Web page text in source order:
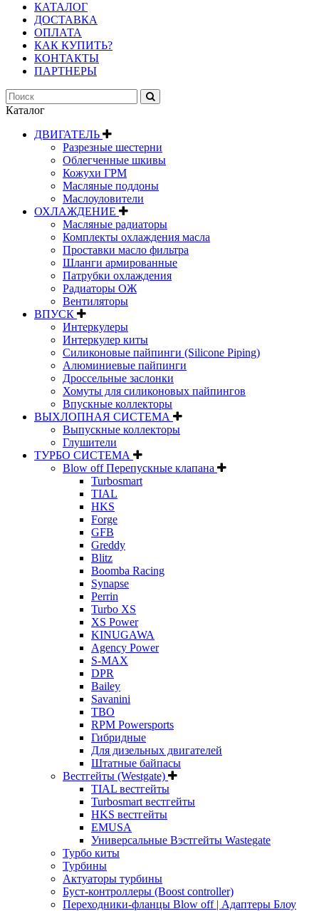
КАТАЛОГ
ДОСТАВКА
ОПЛАТА
КАК КУПИТЬ?
КОНТАКТЫ
ПАРТНЕРЫ
Каталог
ДВИГАТЕЛЬ
Разрезные шестерни
Облегченные шкивы
Кожухи ГРМ
Масляные поддоны
Маслоуловители
ОХЛАЖДЕНИЕ
Масляные радиаторы
Комплекты охлаждения масла
Проставки масло фильтра
Шланги армированные
Патрубки охлаждения
Радиаторы ОЖ
Вентиляторы
ВПУСК
Интеркулеры
Интеркулер киты
Силиконовые пайпинги (Silicone Piping)
Алюминиевые пайпинги
Дроссельные заслонки
Хомуты для силиконовых пайпингов
Впускные коллекторы
ВЫХЛОПНАЯ СИСТЕМА
Выпускные коллекторы
Глушители
ТУРБО СИСТЕМА
Blow off Перепускные клапана
Turbosmart
TIAL
HKS
Forge
GFB
Greddy
Blitz
Boomba Racing
Synapse
Perrin
Turbo XS
XS Power
KINUGAWA
Agency Power
S-MAX
DPR
Bailey
Savanini
TBO
RPM Powersports
Гибридные
Для дизельных двигателей
Штатные байпасы
Вестгейты (Westgate)
TIAL вестгейты
Turbosmart вестгейты
HKS вестгейты
EMUSA
Универсальные Вэстгейты Wastegate
Турбо киты
Турбины
Актуаторы турбины
Буст-контроллеры (Boost controller)
Переходники-фланцы Blow off | Адаптеры Блоу